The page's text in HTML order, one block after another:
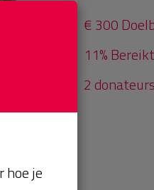
€ 300
11% Bereikt
2 donateurs
hoe je